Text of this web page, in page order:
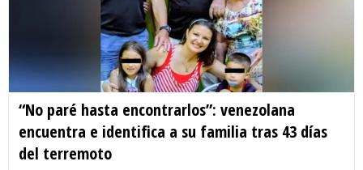
“No paré hasta encontrarlos”: venezolana
encuentra e identifica a su familia tras 43 días
del terremoto